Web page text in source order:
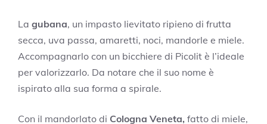
La gubana, un impasto lievitato ripieno di frutta
secca, uva passa, amaretti, noci, mandorle e miele.
Accompagnarlo con un bicchiere di Picolit è l’ideale
per valorizzarlo. Da notare che il suo nome è
ispirato alla sua forma a spirale.
Con il mandorlato di Cologna Veneta, fatto di miele,